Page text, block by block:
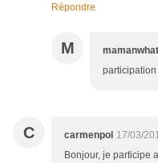
Répondre
M
participation
C carmenpol 17/03/
Bonjour, je participe